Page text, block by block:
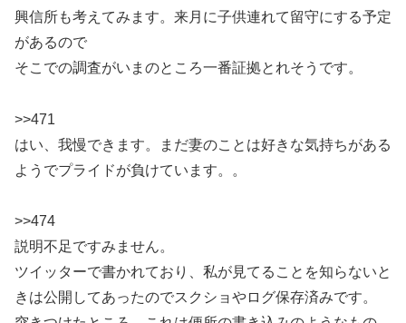
興信所も考えてみます。来月に子供連れて留守にする予定
があるので
そこでの調査がいまのところ一番証拠とれそうです。
>>471
はい、我慢できます。まだ妻のことは好きな気持ちがある
ようでプライドが負けています。。
>>474
説明不足ですみません。
ツイッターで書かれており、私が見てることを知らないと
きは公開してあったのでスクショやログ保存済みです。